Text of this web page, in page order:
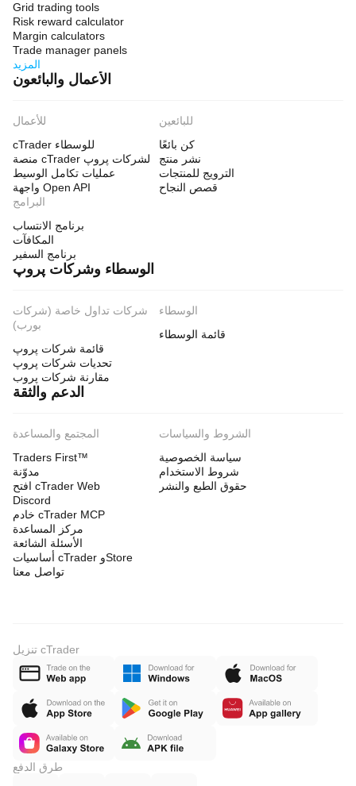
Grid trading tools
Risk reward calculator
Margin calculators
Trade manager panels
المزيد
الأعمال والبائعون
للأعمال
cTrader للوسطاء
منصة cTrader لشركات پروپ
عمليات تكامل الوسيط
واجهة Open API
للبائعين
كن بائعًا
نشر منتج
الترويج للمنتجات
قصص النجاح
البرامج
برنامج الانتساب
المكافآت
برنامج السفير
الوسطاء وشركات پروپ
شركات تداول خاصة (شركات
بورب)
قائمة شركات پروپ
تحديات شركات پروپ
مقارنة شركات پروب
الوسطاء
قائمة الوسطاء
الدعم والثقة
المجتمع والمساعدة
Traders First™
مدوّنة
افتح cTrader Web
Discord
خادم cTrader MCP
مركز المساعدة
الأسئلة الشائعة
أساسيات cTrader وStore
تواصل معنا
الشروط والسياسات
سياسة الخصوصية
شروط الاستخدام
حقوق الطبع والنشر
تنزيل cTrader
طرق الدفع